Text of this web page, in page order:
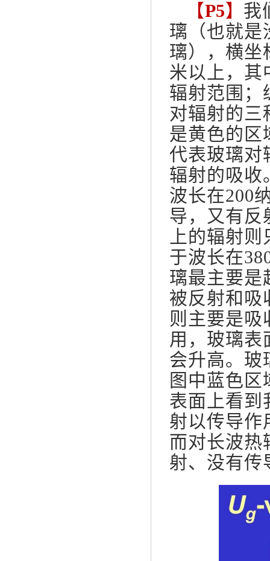
【P5】 我
璃（也就是
璃），横坐
米以上，其
辐射范围；
对辐射的三
是黄色的区
代表玻璃对
辐射的吸收
波长在200
导，又有反
上的辐射
于波长在
璃最主要是
被反射和吸
则主要是吸
用，玻璃表
会升高。玻
图中蓝色
表面上看到
射以传导作
而对长波热
射、没有传